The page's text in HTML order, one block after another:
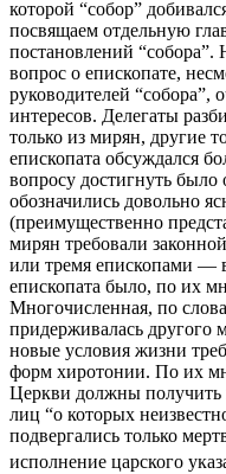
которой “собор”
посвящаем отдельную
постановлений “собора”.
вопрос о епископате,
руководителей “собора”,
интересов. Делегаты
только из мирян, другие
епископата обсуждался
вопросу достигнуть
обозначились довольно
(преимущественно
мирян требовали
или тремя епископами —
епископата было, по их
Многочисленная, по
придерживалась
новые условия жизни
форм хиротонии. По их
Церкви должны получить
лиц “о которых
подвергались только
исполнение царского